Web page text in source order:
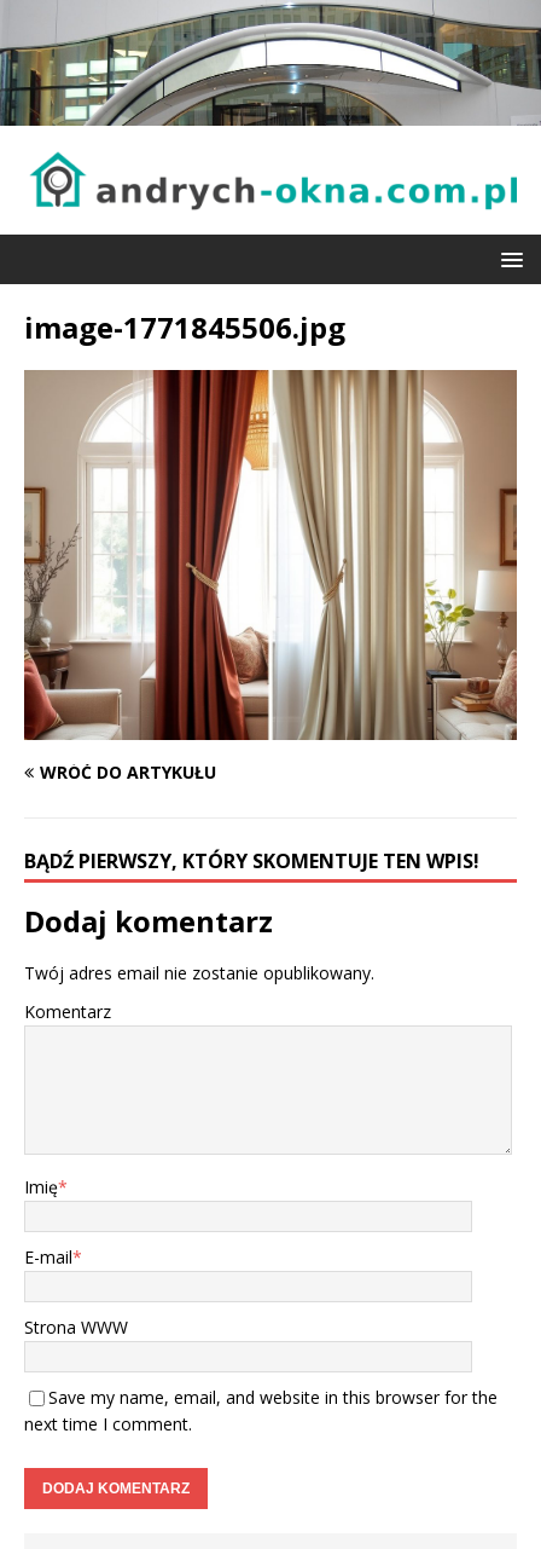
image-1771845506.jpg
WRÓĆ DO ARTYKUŁU
BĄDŹ PIERWSZY, KTÓRY SKOMENTUJE TEN WPIS!
Dodaj komentarz
Twój adres email nie zostanie opublikowany.
Komentarz
Imię*
E-mail*
Strona WWW
Save my name, email, and website in this browser for the
next time I comment.